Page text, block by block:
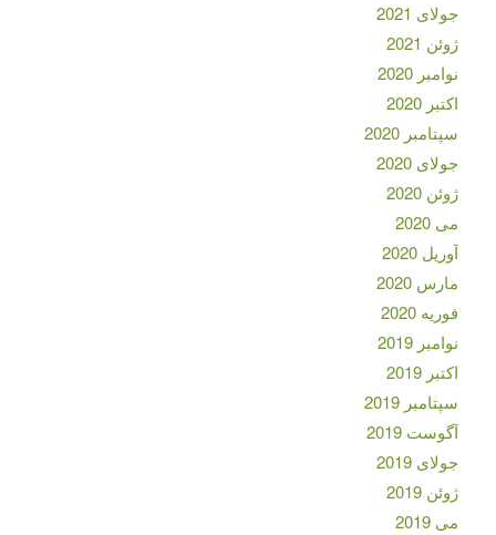
جولای 2021
ژوئن 2021
نوامبر 2020
اکتبر 2020
سپتامبر 2020
جولای 2020
ژوئن 2020
می 2020
آوریل 2020
مارس 2020
فوریه 2020
نوامبر 2019
اکتبر 2019
سپتامبر 2019
آگوست 2019
جولای 2019
ژوئن 2019
می 2019